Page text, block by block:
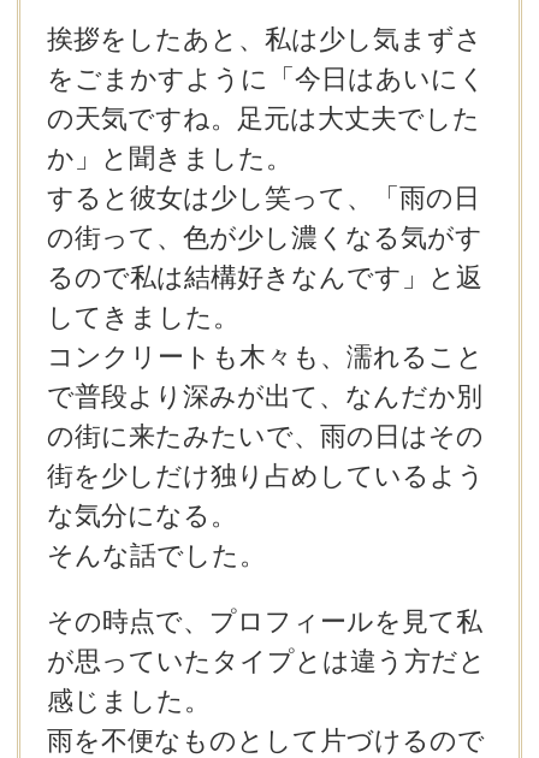
挨拶をしたあと、私は少し気まずさ
をごまかすように「今日はあいにく
の天気ですね。足元は大丈夫でした
か」と聞きました。
すると彼女は少し笑って、「雨の日
の街って、色が少し濃くなる気がす
るので私は結構好きなんです」と返
してきました。
コンクリートも木々も、濡れること
で普段より深みが出て、なんだか別
の街に来たみたいで、雨の日はその
街を少しだけ独り占めしているよう
な気分になる。
そんな話でした。
その時点で、プロフィールを見て私
が思っていたタイプとは違う方だと
感じました。
雨を不便なものとして片づけるので